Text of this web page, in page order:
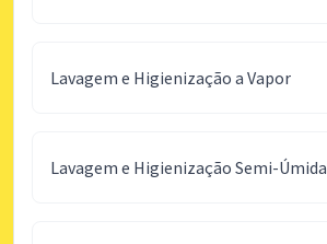
Lavagem e Higienização a Vapor
Lavagem e Higienização Semi-Úmida